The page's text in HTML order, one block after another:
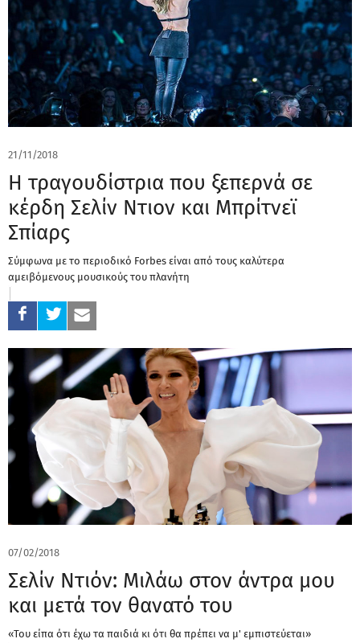
21/11/2018
Η τραγουδίστρια που ξεπερνά σε
κέρδη Σελίν Ντιον και Μπρίτνεϊ
Σπίαρς
Σύμφωνα με το περιοδικό Forbes είναι από τους καλύτερα
αμειβόμενους μουσικούς του πλανήτη
07/02/2018
Σελίν Ντιόν: Μιλάω στον άντρα μου
και μετά τον θανατό του
«Του είπα ότι έχω τα παιδιά κι ότι θα πρέπει να μ' εμπιστεύεται»